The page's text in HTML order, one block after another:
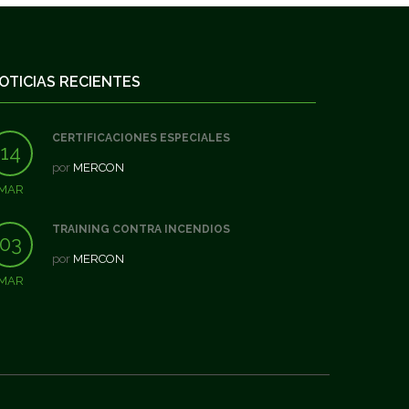
RECIENTES
14
CERTIFICACIONES ESPECIALES
por MERCON
03
TRAINING CONTRA INCENDIOS
por MERCON